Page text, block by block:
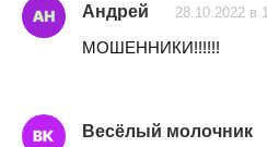
Андрей 28.10.2022 в
МОШЕННИКИ!!!!!!
Весёлый молочник